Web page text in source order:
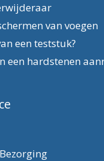
van voegen
een teststuk?
een hardstenen